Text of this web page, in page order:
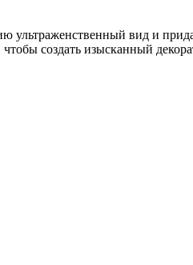
ультраженственный вид и
создать изысканный